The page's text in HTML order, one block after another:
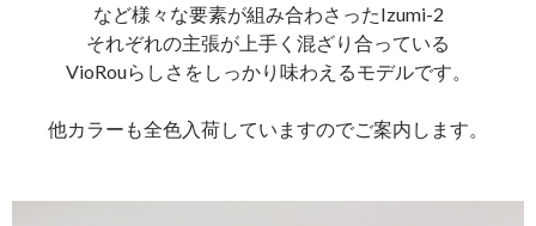
など様々な要素が組み合わさったIzumi-2
それぞれの主張が上手く混ざり合っている
VioRouらしさをしっかり味わえるモデルです。
他カラーも全色入荷していますのでご案内します。